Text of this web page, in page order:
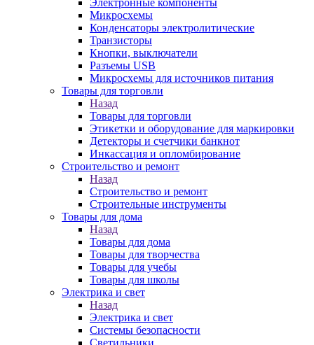
Электронные компоненты
Микросхемы
Конденсаторы электролитические
Транзисторы
Кнопки, выключатели
Разъемы USB
Микросхемы для источников питания
Товары для торговли
Назад
Товары для торговли
Этикетки и оборудование для маркировки
Детекторы и счетчики банкнот
Инкассация и опломбирование
Строительство и ремонт
Назад
Строительство и ремонт
Строительные инструменты
Товары для дома
Назад
Товары для дома
Товары для творчества
Товары для учебы
Товары для школы
Электрика и свет
Назад
Электрика и свет
Системы безопасности
Светильники